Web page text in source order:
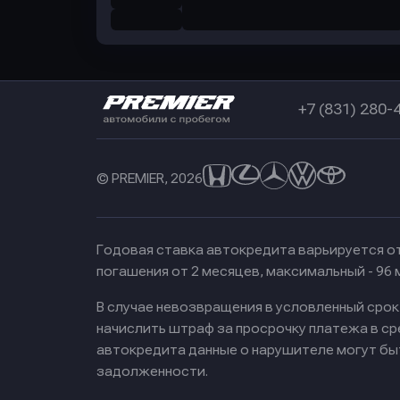
+7 (831) 280-
© PREMIER, 2026
Годовая ставка автокредита варьируется
погашения от 2 месяцев, максимальный - 96
В случае невозвращения в условленный
начислить штраф за просрочку платежа в
автокредита данные о нарушителе могут
задолженности.